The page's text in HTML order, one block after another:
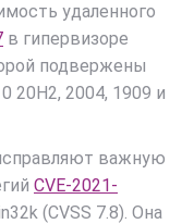
удаленного
в гипервизоре
подвержены
20H2, 2004, 1909 и
важную
CVE-2021-
(CVSS 7.8). Она